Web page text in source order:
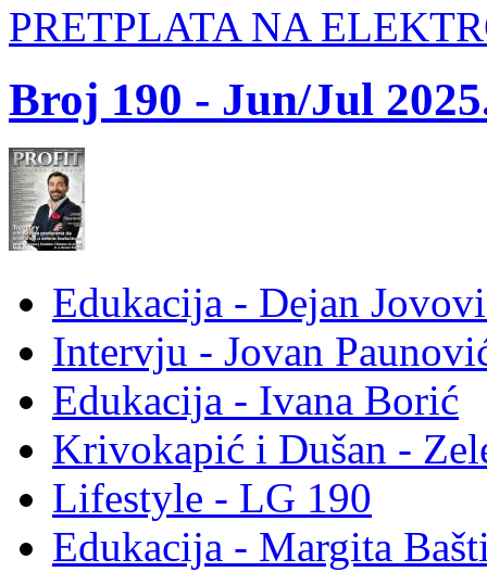
PRETPLATA NA
Broj 190 - Jun/Jul
Edukacija - Dejan
Intervju - Jovan
Edukacija - Ivana Borić
Krivokapić i Dušan -
Lifestyle - LG 190
Edukacija - Margita